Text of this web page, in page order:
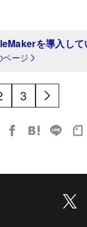
を導入して
ページ
3